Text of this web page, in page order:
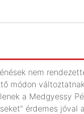
nem
módon
a Medgyessy
érdemes jóval a